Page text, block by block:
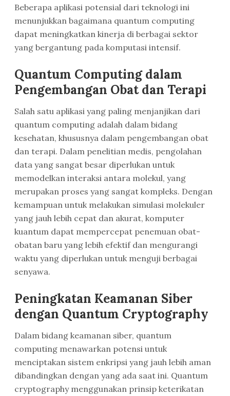
Beberapa aplikasi potensial dari teknologi ini
menunjukkan bagaimana quantum computing
dapat meningkatkan kinerja di berbagai sektor
yang bergantung pada komputasi intensif.
Quantum Computing dalam
Pengembangan Obat dan Terapi
Salah satu aplikasi yang paling menjanjikan dari
quantum computing adalah dalam bidang
kesehatan, khususnya dalam pengembangan obat
dan terapi. Dalam penelitian medis, pengolahan
data yang sangat besar diperlukan untuk
memodelkan interaksi antara molekul, yang
merupakan proses yang sangat kompleks. Dengan
kemampuan untuk melakukan simulasi molekuler
yang jauh lebih cepat dan akurat, komputer
kuantum dapat mempercepat penemuan obat-
obatan baru yang lebih efektif dan mengurangi
waktu yang diperlukan untuk menguji berbagai
senyawa.
Peningkatan Keamanan Siber
dengan Quantum Cryptography
Dalam bidang keamanan siber, quantum
computing menawarkan potensi untuk
menciptakan sistem enkripsi yang jauh lebih aman
dibandingkan dengan yang ada saat ini. Quantum
cryptography menggunakan prinsip keterikatan